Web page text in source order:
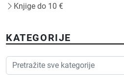
Knjige do 10 €
KATEGORIJE